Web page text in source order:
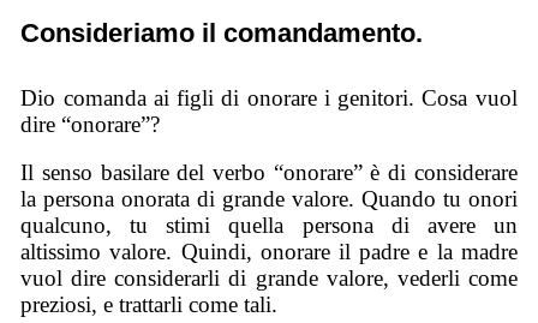
Consideriamo il comandamento.
Dio comanda ai figli di onorare i genitori. Cosa vuol
dire “onorare”?
Il senso basilare del verbo “onorare” è di considerare
la persona onorata di grande valore. Quando tu onori
qualcuno, tu stimi quella persona di avere un
altissimo valore. Quindi, onorare il padre e la madre
vuol dire considerarli di grande valore, vederli come
preziosi, e trattarli come tali.